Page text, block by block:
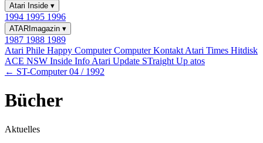
Atari Inside ▾
1994 1995 1996
ATARImagazin ▾
1987 1988 1989
Atari Phile Happy ComputerComputer Kontakt Atari Times Hitdisk
ACE NSW Inside Info Atari Update STraight Up atos
← ST-Computer 04 / 1992
Bücher
Aktuelles